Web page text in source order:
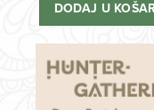
DODAJ U